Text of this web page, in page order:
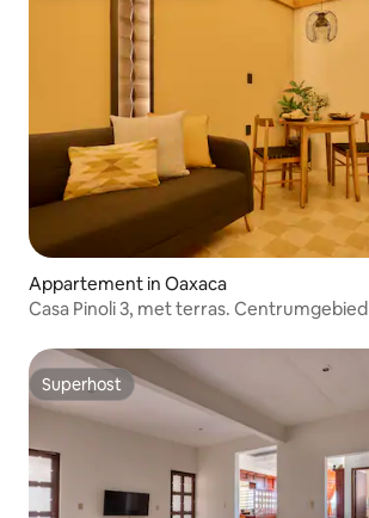
Appartement in Oaxaca
Casa Pinoli 3, met terras. Centrumgebied
Superhost
Superhost